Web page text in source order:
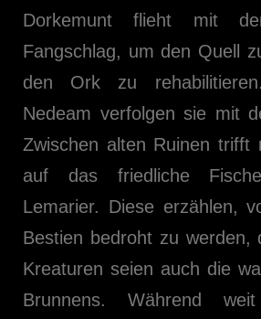
Dorkemunt flieht mit
Fangschlag, um den Quell
den Ork zu
Nedeam verfolgen sie mit
Zwischen alten Ruinen trifft
auf das friedliche
Lemarier. Diese erzählen,
Bestien bedroht zu werden,
Kreaturen seien auch die
Brunnens. Während